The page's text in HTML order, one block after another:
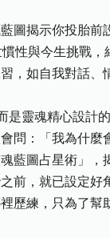
圖揭示你投胎前
性與今生挑戰，
，如自我對話、
是靈魂精心設計
問：「我為什麼
藍圖占星術」，
前，就已設定好
歷練，只為了幫